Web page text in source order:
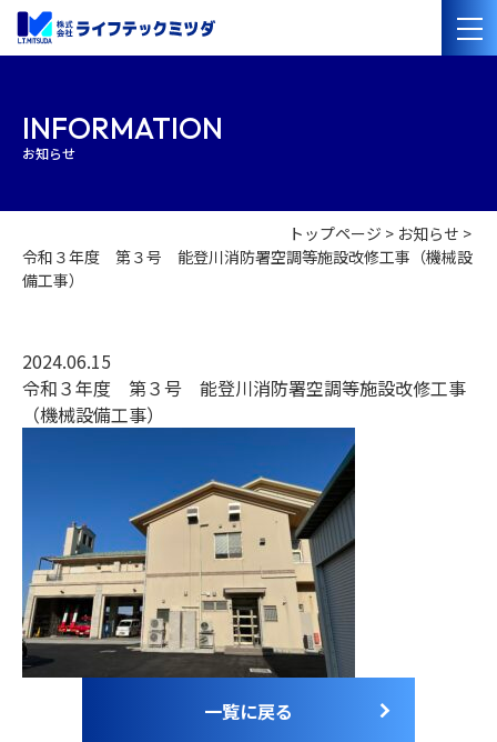
会社案内
経営理念
事業紹介
管工事・水道設備工事
電気設備工事
太陽光発電・オール電化設備工事
施工事例
採用情報
お電話でのお問合せ （ 受付時間 平日9:00～18:00 ）
0748-23-0667
Webからのお問合せ
INFORMATION
お知らせ
トップページ
お知らせ
令和３年度 第３号 能登川消防署空調等施設改修工事（機械設
備工事）
2024.06.15
令和３年度 第３号 能登川消防署空調等施設改修工事
（機械設備工事）
一覧に戻る